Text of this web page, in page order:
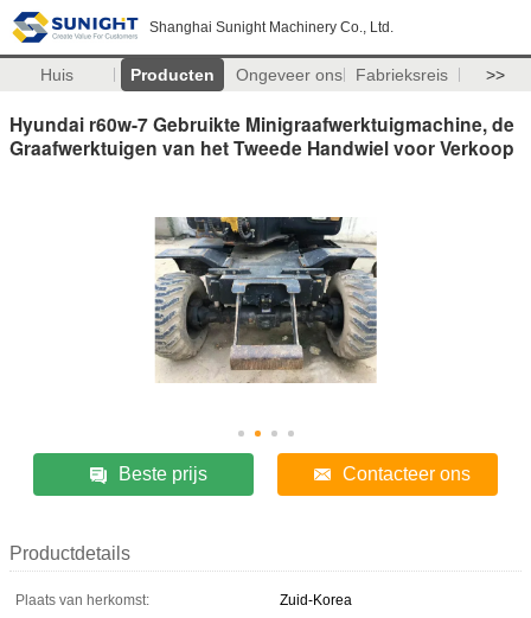
Shanghai Sunight Machinery Co., Ltd.
Huis Producten Ongeveer ons Fabrieksreis >>
Hyundai r60w-7 Gebruikte Minigraafwerktuigmachine, de
Graafwerktuigen van het Tweede Handwiel voor Verkoop
Beste prijs Contacteer ons
Productdetails
Plaats van herkomst:
Zuid-Korea